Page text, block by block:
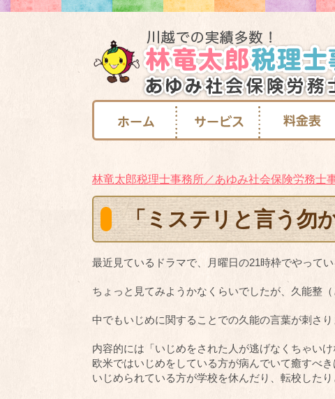
林竜太郎税理士事務所／あゆみ社会保険労務士
「ミステリと言う勿
最近見ているドラマで、月曜日の21時枠でやって
ちょっと見てみようかなくらいでしたが、久能整
中でもいじめに関することでの久能の言葉が刺さり
内容的には「いじめをされた人が逃げなくちゃいけ
欧米ではいじめをしている方が病んでいて癒すべ
いじめられている方が学校を休んだり、転校したり